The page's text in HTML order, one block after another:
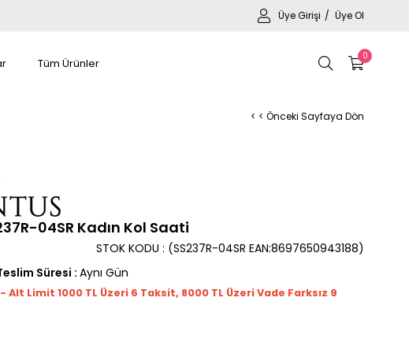
Üye Girişi Üye Ol
0
Tüm Ürünler
< < Önceki Sayfaya Dön
04SR Kadın Kol Saati
(SS237R-04SR EAN:8697650943188)
STOK KODU
Süresi : Aynı Gün
Alt Limit 1000 TL Üzeri 6 Taksit, 8000 TL Üzeri Vade Farksız 9